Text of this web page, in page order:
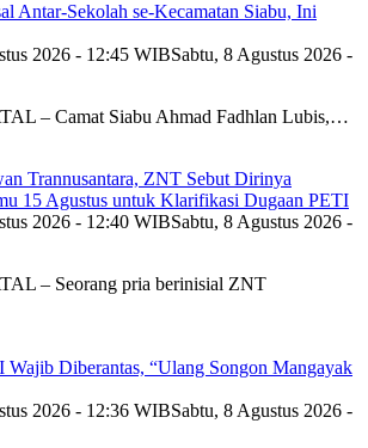
Antar-Sekolah se-Kecamatan Siabu, Ini
2026 - 12:45 WIBSabtu, 8 Agustus 2026 -
– Camat Siabu Ahmad Fadhlan Lubis,…
Trannusantara, ZNT Sebut Dirinya
15 Agustus untuk Klarifikasi Dugaan PETI
2026 - 12:40 WIBSabtu, 8 Agustus 2026 -
– Seorang pria berinisial ZNT
Diberantas, “Ulang Songon Mangayak
2026 - 12:36 WIBSabtu, 8 Agustus 2026 -